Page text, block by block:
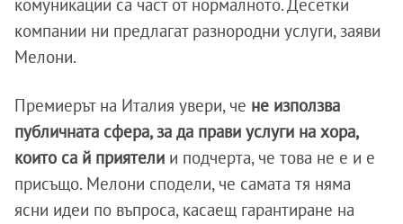
комуникации са част от нормалното. Десетки
компании ни предлагат разнородни услуги, заяви
Мелони.
Премиерът на Италия увери, че не използва
публичната сфера, за да прави услуги на хора,
които са й приятели и подчерта, че това не е и е
присъщо. Мелони сподели, че самата тя няма
ясни идеи по въпроса, касаещ гарантиране на